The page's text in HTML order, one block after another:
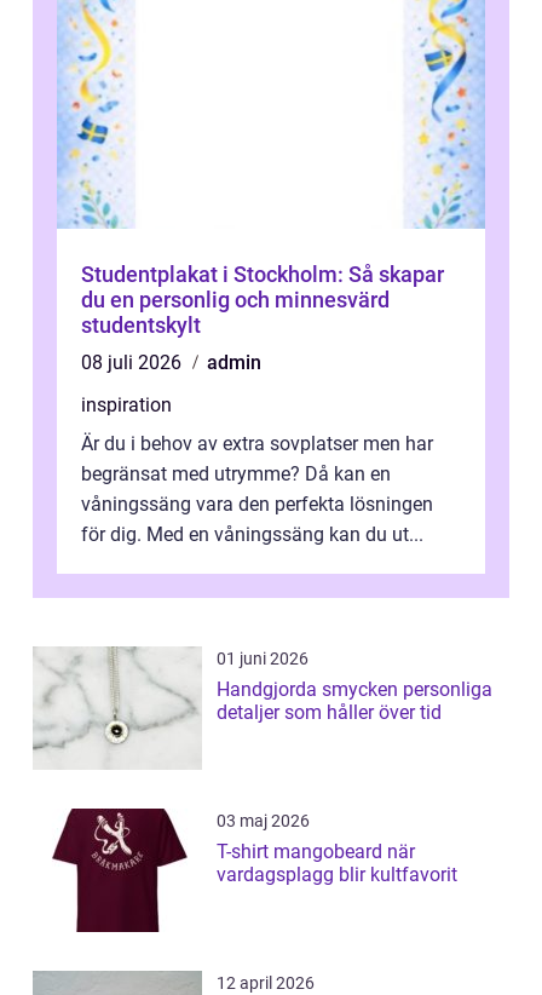
Studentplakat i Stockholm: Så skapar
du en personlig och minnesvärd
studentskylt
08 juli 2026
admin
inspiration
Är du i behov av extra sovplatser men har
begränsat med utrymme? Då kan en
våningssäng vara den perfekta lösningen
för dig. Med en våningssäng kan du ut...
01 juni 2026
Handgjorda smycken personliga
detaljer som håller över tid
03 maj 2026
T-shirt mangobeard när
vardagsplagg blir kultfavorit
12 april 2026